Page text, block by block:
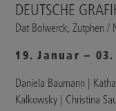
DEUTSCHE
Dat Bolwerck, Zutphen /
19. Januar –
Daniela Baumann |
Kalkowsky | Christina